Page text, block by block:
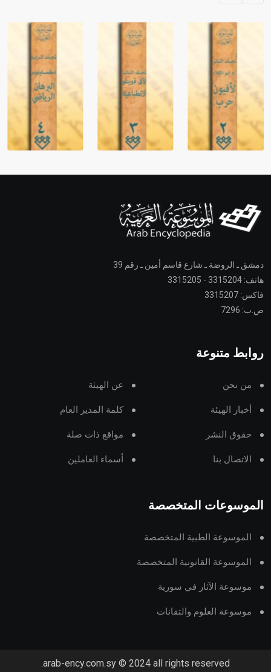
دمشق ـ الروضة ـ شارع قاسم أمين ـ رقم 39
هاتف: 3315204 - 3315205
فاكس: 3315207
ص.ب: 7296
روابط متنوعة
من نحن عن الهيئة
أخبار الهيئة كلمة المدير العام
حقوق النشر مواقع ذات صلة
الاتصال بنا أسماء العاملين
الموسوعات المتخصصة
الموسوعة الطبية المتخصصة
الموسوعة القانونية المتخصصة
موسوعة الآثار في سورية
موسوعة العلوم والتقانات
arab-ency.com.sy © 2024 all rights reserved.